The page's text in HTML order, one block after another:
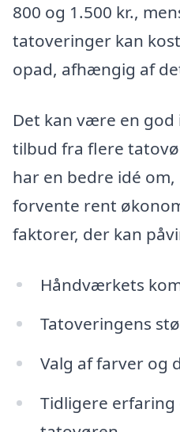
800 og 1.500 kr.,
tatoveringer kan
opad, afhængig af
Det kan være en
tilbud fra flere
har en bedre idé
forvente rent
faktorer, der kan
Håndværkets
Tatoveringens
Valg af farver og
Tidligere